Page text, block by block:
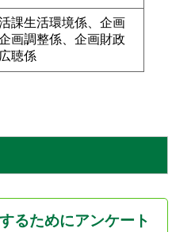
課生活環境係、企画
画調整係、企画財政
聴係
るためにアンケート